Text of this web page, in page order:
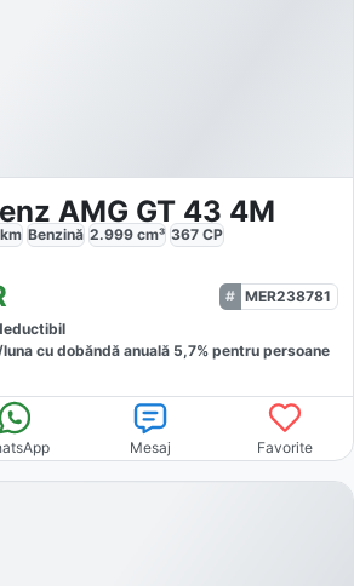
AMG GT 43 4M
km Benzină 2.999 cm³ 367 CP
MER238781
lunacu dobăndă anuală 5,7% pentru persoane
Mesaj Favorite